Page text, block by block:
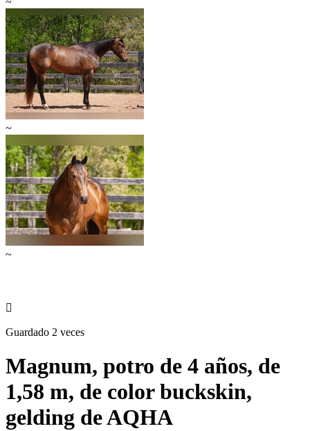
~
~

Guardado 2 veces
Magnum, potro de 4 años, de
1,58 m, de color buckskin,
gelding de AQHA